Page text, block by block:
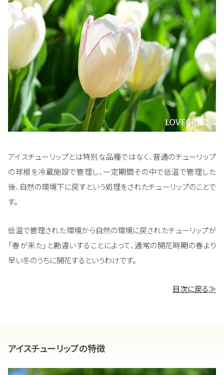
アイスチューリップとは特別な品種ではなく、普通のチューリップ
の球根を冷蔵施設で管理し、一定期間その中で低温で管理した
後、自然の環境下に戻すという処理をされたチューリップのことで
す。
低温で管理された環境から自然の環境に戻されたチューリップが
「春が来た」と勘違いすることによって、通常の開花時期の春より
早い冬のうちに開花するというわけです。
目次に戻る≫
アイスチューリップの特徴